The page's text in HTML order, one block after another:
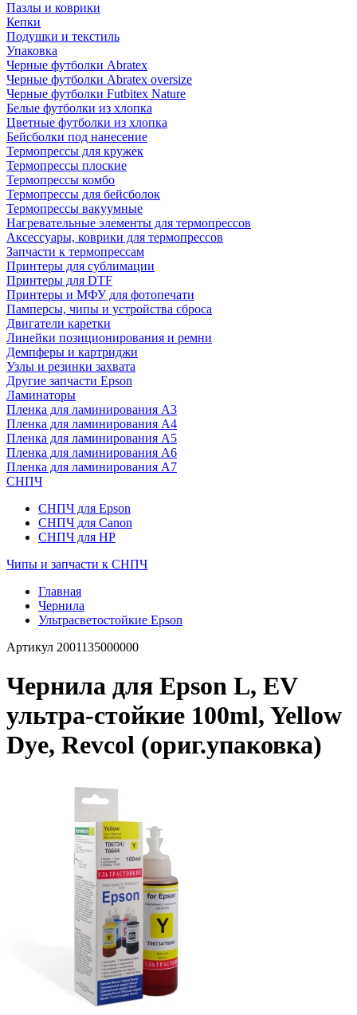
Пазлы и коврики
Кепки
Подушки и текстиль
Упаковка
Черные футболки Abratex
Черные футболки Abratex oversize
Черные футболки Futbitex Nature
Белые футболки из хлопка
Цветные футболки из хлопка
Бейсболки под нанесение
Термопрессы для кружек
Термопрессы плоские
Термопрессы комбо
Термопрессы для бейсболок
Термопрессы вакуумные
Нагревательные элементы для термопрессов
Аксессуары, коврики для термопрессов
Запчасти к термопрессам
Принтеры для сублимации
Принтеры для DTF
Принтеры и МФУ для фотопечати
Памперсы, чипы и устройства сброса
Двигатели каретки
Линейки позиционирования и ремни
Демпферы и картриджи
Узлы и резинки захвата
Другие запчасти Epson
Ламинаторы
Пленка для ламинирования А3
Пленка для ламинирования А4
Пленка для ламинирования А5
Пленка для ламинирования А6
Пленка для ламинирования А7
СНПЧ
СНПЧ для Epson
СНПЧ для Canon
СНПЧ для HP
Чипы и запчасти к СНПЧ
Главная
Чернила
Ультрасветостойкие Epson
Артикул 2001135000000
Чернила для Epson L, EV
ультра-стойкие 100ml, Yellow
Dye, Revcol (ориг.упаковка)